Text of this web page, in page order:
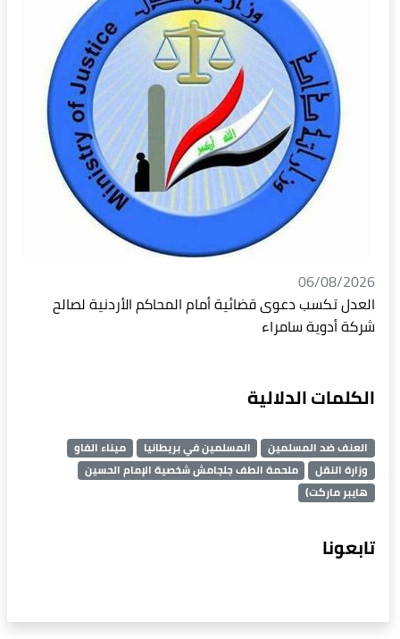
06/08/2026
العدل تكسب دعوى قضائية أمام المحاكم الأردنية لصالح
شركة أدوية سامراء
الكلمات الدلالية
العنف ضد المسلمين المسلمين في بريطانيا
ميناء الفاو
وزارة النقل
ملحمة الطف جلجامش شخصية الإمام الحسين
هايبر ماركت)
تابعونا